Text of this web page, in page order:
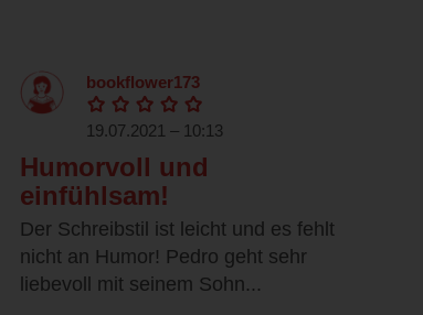
bookflower173
19.07.2021 – 10:13
Humorvoll und
einfühlsam!
Der Schreibstil ist leicht und es fehlt
nicht an Humor! Pedro geht sehr
liebevoll mit seinem Sohn...